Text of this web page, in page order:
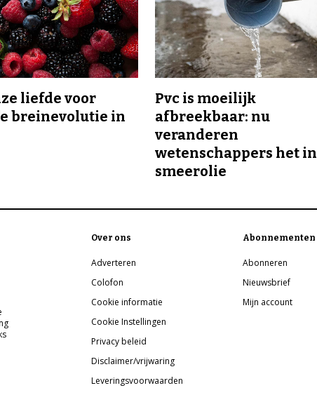
liefde voor
breinevolutie in
Pvc is moeilijk
afbreekbaar: nu
veranderen
wetenschappers het in
smeerolie
Over ons
Adverteren
Colofon
Cookie informatie
Cookie Instellingen
Privacy beleid
Disclaimer/vrijwaring
Leveringsvoorwaarden
Abonnementen
Abonneren
Nieuwsbrief
Mijn account